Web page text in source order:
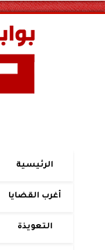
الرئيسية
أغرب القضايا
التعويذة